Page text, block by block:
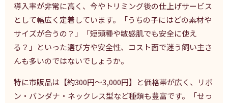
導入率が非常に高く、今やトリミング後の仕上げサービス
として幅広く定着しています。「うちの子にはどの素材や
サイズが合うの？」「短頭種や敏感肌でも安全に使え
る？」といった選び方や安全性、コスト面で迷う飼い主さ
んも多いのではないでしょうか。
特に市販品は【約300円～3,000円】と価格帯が広く、リボ
ン・バンダナ・ネックレス型など種類も豊富です。「せっ